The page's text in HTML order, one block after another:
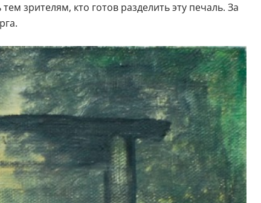
зрителям, кто готов разделить эту печаль. За